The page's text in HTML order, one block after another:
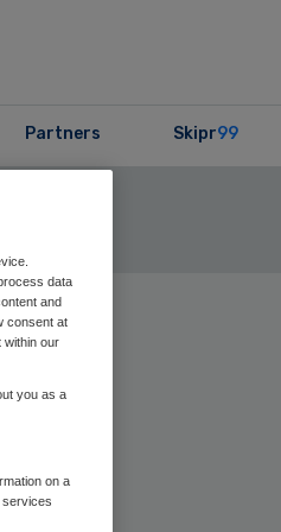
Partners Skipr99
data
and
consent at
within our
you as a
on a
services